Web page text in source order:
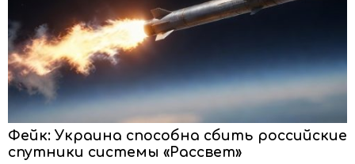
Фейк: Украина способна сбить российские
спутники системы «Рассвет»